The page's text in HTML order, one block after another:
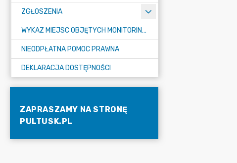
ZGŁOSZENIA
WYKAZ MIEJSC OBJĘTYCH MONITORINGIEM
NIEODPŁATNA POMOC PRAWNA
DEKLARACJA DOSTĘPNOŚCI
ZAPRASZAMY NA STRONĘ
PULTUSK.PL